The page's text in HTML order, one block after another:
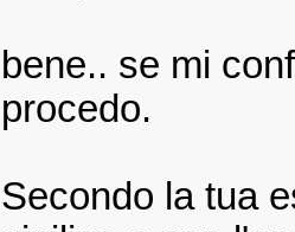
bene.. se mi
procedo.
Secondo la tua